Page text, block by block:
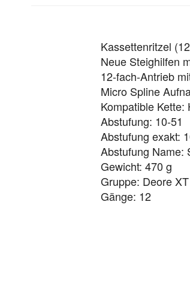
Kassettenritzel
Neue Steighilfen
12-fach-Antrieb
Micro Spline
Kompatible Kette:
Abstufung: 10-51
Abstufung exakt:
Abstufung Name:
Gewicht: 470 g
Gruppe: Deore XT
Gänge: 12